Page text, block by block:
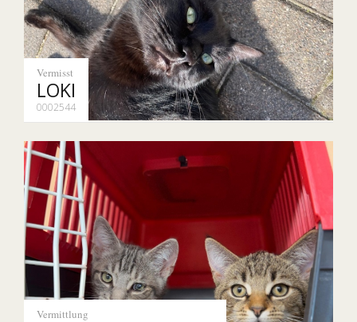
Vermisst
LOKI
0002544
Vermittlung